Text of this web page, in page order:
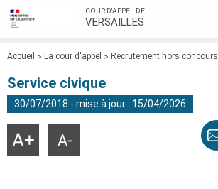
COUR D'APPEL DE
VERSAILLES
Fil
Accueil La cour d'appel Recrutement hors concours
Service civique
30/07/2018 - mise à jour : 15/04/2026
Agrandir Réduire